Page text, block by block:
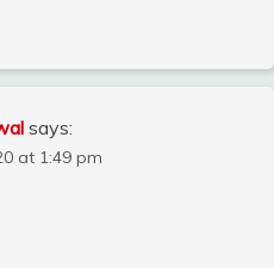
says:
at 1:49 pm